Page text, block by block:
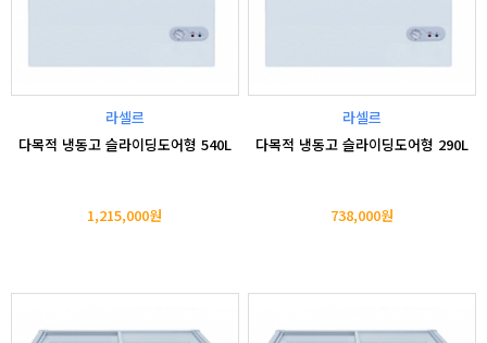
라셀르
다목적 냉동고 슬라이딩도어형 540L
1,215,000원
라셀르
다목적 냉동고 슬라이딩도어형 290L
738,000원